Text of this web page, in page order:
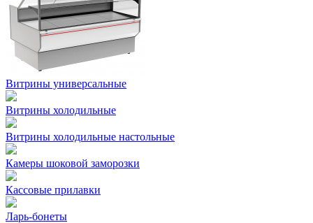
Витрины универсальные
Витрины холодильные
Витрины холодильные настольные
Камеры шоковой заморозки
Кассовые прилавки
Ларь-бонеты